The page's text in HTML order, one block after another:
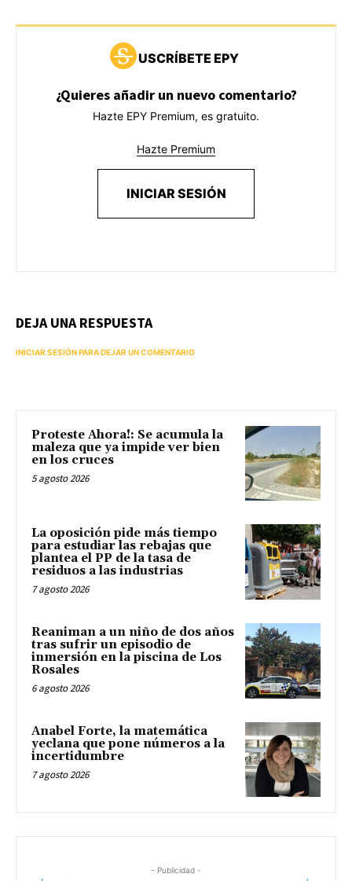
USCRÍBETE EPY
¿Quieres añadir un nuevo comentario?
Hazte EPY Premium, es gratuito.
Hazte Premium
INICIAR SESIÓN
DEJA UNA RESPUESTA
INICIAR SESIÓN PARA DEJAR UN COMENTARIO
Proteste Ahora!: Se acumula la
maleza que ya impide ver bien
en los cruces
5 agosto 2026
La oposición pide más tiempo
para estudiar las rebajas que
plantea el PP de la tasa de
residuos a las industrias
7 agosto 2026
Reaniman a un niño de dos años
tras sufrir un episodio de
inmersión en la piscina de Los
Rosales
6 agosto 2026
Anabel Forte, la matemática
yeclana que pone números a la
incertidumbre
7 agosto 2026
- Publicidad -